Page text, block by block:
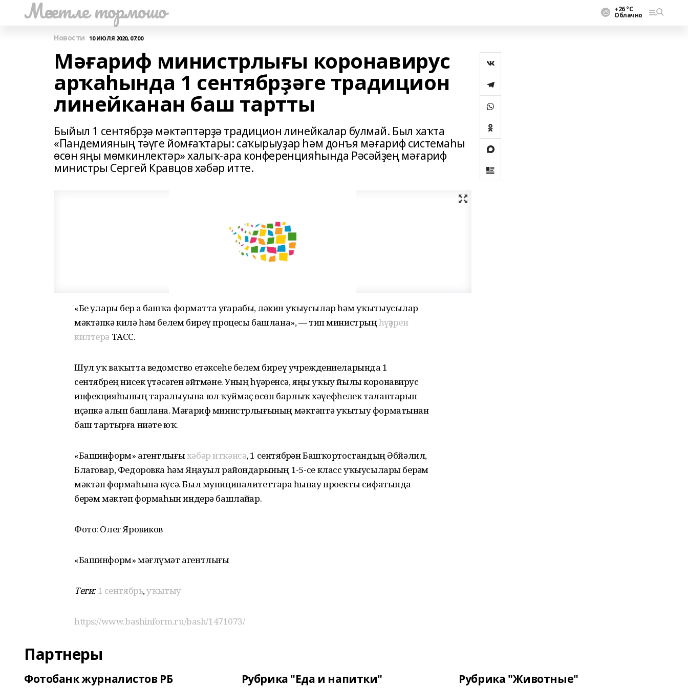
Мәсетле тормошо +26 °С
Облачно
Новости 10 ИЮЛЯ 2020, 07:00
Мәғариф министрлығы коронавирус
арҡаһында 1 сентябрҙәге традицион
линейканан баш тартты
Быйыл 1 сентябрҙә мәктәптәрҙә традицион линейкалар булмай. Был хаҡта
«Пандемияның тәүге йомғаҡтары: саҡырыуҙар һәм донъя мәғариф системаһы
өсөн яңы мөмкинлектәр» халыҡ-ара конференцияһында Рәсәйҙең мәғариф
министры Сергей Кравцов хәбәр итте.
«Беҙ уларҙы бер аҙ башҡа форматта уҙғарабыҙ, ләкин уҡыусылар һәм уҡытыусылар
мәктәпкә килә һәм белем биреү процесы башлана», — тип министрҙыңһүҙҙәрен
килтерә ТАСС.
Шул уҡ ваҡытта ведомство етәксеһе белем биреү учреждениеларында 1
сентябрҙең нисек үтәсәген әйтмәне. Уның һүҙҙәренсә, яңы уҡыу йылы коронавирус
инфекцияһының таралыуына юл ҡуймаҫ өсөн барлыҡ хәүефһеҙлек талаптарын
иҫәпкә алып башлана. Мәғариф министрлығының мәктәптә уҡытыу форматынан
баш тартырға ниәте юҡ.
«Башинформ» агентлығыхәбәр иткәнсә, 1 сентябрҙән Башҡортостандың Әбйәлил,
Благовар, Федоровка һәм Яңауыл райондарының 1-5-се класс уҡыусылары берҙәм
мәктәп формаһына күсә. Был муниципалитеттарҙа һынау проекты сифатында
берҙәм мәктәп формаһын индерә башлайҙар.
Фото: Олег Яровиков
«Башинформ» мәғлүмәт агентлығы
Теги: 1 сентябрь,уҡытыу
https://www.bashinform.ru/bash/1471073/
Партнеры
Фотобанк журналистов РБ Рубрика "Еда и напитки" Рубрика "Животные"